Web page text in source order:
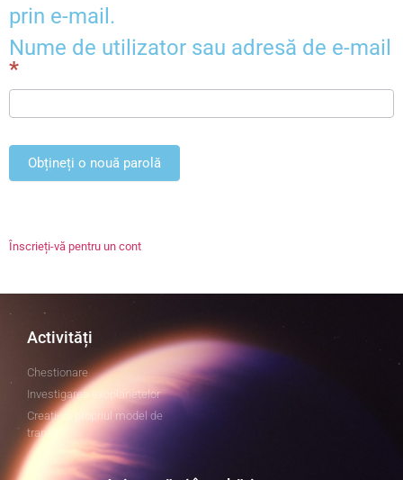
prin e-mail.
Nume de utilizator sau adresă de e-mail
*
Înscrieți-vă pentru un cont
Activități
Chestionare
Investigarea exoplanetelor
Creați-vă propriul model de
tranzit